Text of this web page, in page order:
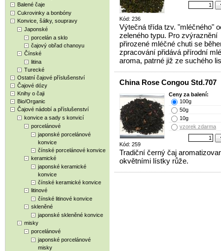
Balené čaje
Cukrovinky a bonbóny
Konvice, šálky, soupravy
Japonské
porcelán a sklo
čajový obřad chanoyu
Čínské
litina
Turecké
Ostatní čajové příslušenství
Čajové dózy
Knihy o čaji
Bio/Organic
Čajové nádobí a příslušenství
konvice a sady s konvicí
porcelánové
japonské porcelánové
konvice
čínské porcelánové konvice
keramické
japonské keramické
konvice
čínské keramické konvice
litinové
čínské litinové konvice
skleněné
japonské skleněné konvice
misky
porcelánové
japonské porcelánové
misky
Kód: 236
Výtečná třída tzv. "mléčného"
zeleného typu. Pro zvýraznění
přirozené mléčné chuti se
zpracování přidává přírodní
aroma, patrné již ze suchého
China Rose Congou Std.707
Kód: 259
Ceny za balení:
100g
50g
10g
vzorek zdarma
Tradiční černý čaj
okvětními lístky růže.